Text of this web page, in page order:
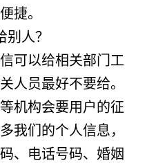
捷。
人？
可以给相关部门工
人员最好不要给。
机构会要用户的征
我们的个人信息，
、电话号码、婚姻